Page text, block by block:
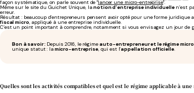
façon systématique, on parle souvent de "lancer une micro-entreprise".
Même sur le site du Guichet Unique, lanotion d’entreprise individuellen’est
erreur.
Résultat : beaucoup d’entrepreneurs pensent avoir opté pour une forme
fiscal micro, appliqué à une entreprise individuelle.
C’est un point important à comprendre, notamment si vous envisagez un jour de
Bon à savoir : Depuis 2016, le régime auto-entrepreneur et le régime
unique statut : lamicro-entreprise, qui est l’appellation officielle.
Quelles sont les activités compatibles et quel est le régime applicable à